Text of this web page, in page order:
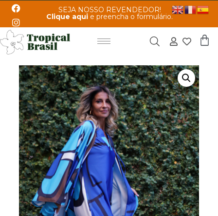
SEJA NOSSO REVENDEDOR!
Clique aqui e preencha o formulário.